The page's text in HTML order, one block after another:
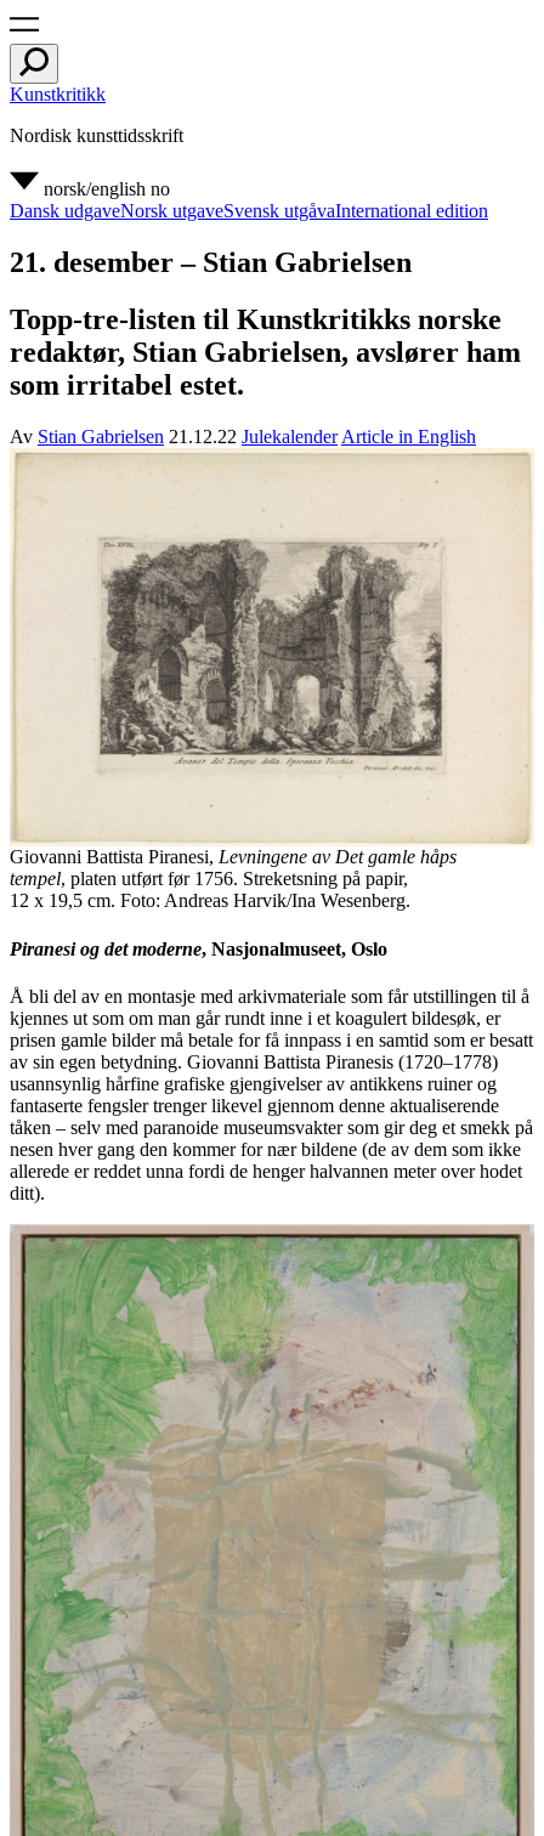
Kunstkritikk
Nordisk kunsttidsskrift
norsk/english no
Dansk udgaveNorsk utgaveSvensk utgåvaInternational edition
21. desember – Stian Gabrielsen
Topp-tre-listen til Kunstkritikks norske
redaktør, Stian Gabrielsen, avslører ham
som irritabel estet.
Av Stian Gabrielsen 21.12.22 Julekalender Article in English
Giovanni Battista Piranesi, Levningene av Det gamle håps
tempel, platen utført før 1756. Streketsning på papir,
12 x 19,5 cm. Foto: Andreas Harvik/Ina Wesenberg.
Piranesi og det moderne, Nasjonalmuseet, Oslo
Å bli del av en montasje med arkivmateriale som får utstillingen til å
kjennes ut som om man går rundt inne i et koagulert bildesøk, er
prisen gamle bilder må betale for få innpass i en samtid som er besatt
av sin egen betydning. Giovanni Battista Piranesis (1720–1778)
usannsynlig hårfine grafiske gjengivelser av antikkens ruiner og
fantaserte fengsler trenger likevel gjennom denne aktualiserende
tåken – selv med paranoide museumsvakter som gir deg et smekk på
nesen hver gang den kommer for nær bildene (de av dem som ikke
allerede er reddet unna fordi de henger halvannen meter over hodet
ditt).